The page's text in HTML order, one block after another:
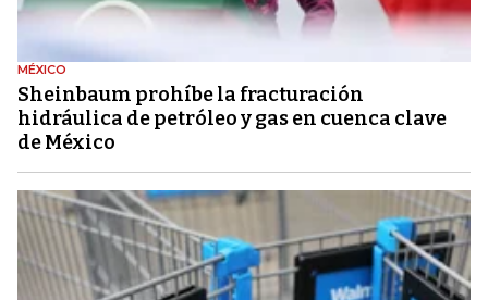
MÉXICO
Sheinbaum prohíbe la fracturación
hidráulica de petróleo y gas en cuenca clave
de México